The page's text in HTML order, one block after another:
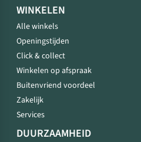
WINKELEN
Alle winkels
Openingstijden
Click & collect
Winkelen op afspraak
Buitenvriend voordeel
Zakelijk
Services
DUURZAAMHEID